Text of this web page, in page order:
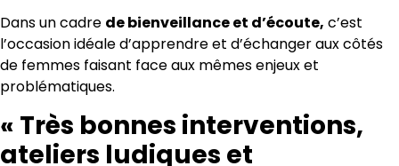
Dans un cadre de bienveillance et d’écoute, c’est
l’occasion idéale d’apprendre et d’échanger aux côtés
de femmes faisant face aux mêmes enjeux et
problématiques.
« Très bonnes interventions,
ateliers ludiques et